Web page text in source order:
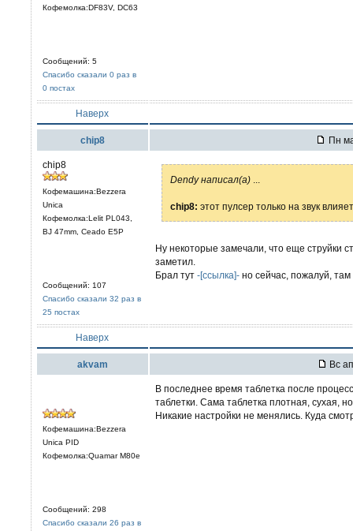
Кофемолка:DF83V, DC63
Сообщений: 5
Спасибо сказали 0 раз в
0 постах
Наверх
chip8 Пн
chip8
Кофемашина:Bezzera
Unica
Кофемолка:Lelit PL043,
BJ 47mm, Ceado E5P
Сообщений: 107
Спасибо сказали 32 раз в
25 постах
Dendy написал(а)
chip8: этот пулсер только на звук
Ну некоторые замечали, что еще струйки
заметил.
Брал тут -[ссылка]- но сейчас, пожалуй, там
Наверх
akvam Вс
Кофемашина:Bezzera
Unica PID
Кофемолка:Quamar M80e
Сообщений: 298
Спасибо сказали 26 раз в
В последнее время таблетка после
таблетки. Сама таблетка плотная, сухая,
Никакие настройки не менялись. Куда